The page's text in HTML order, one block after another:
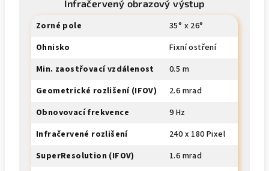
Infračervený obrazový výstup
Zorné pole
35° x 26°
Ohnisko
Fixní ostření
Min. zaostřovací vzdálenost
0.5 m
Geometrické rozlišení (IFOV)
2.6 mrad
Obnovovací frekvence
9 Hz
Infračervené rozlišení
240 x 180 Pixel
SuperResolution (IFOV)
1.6 mrad